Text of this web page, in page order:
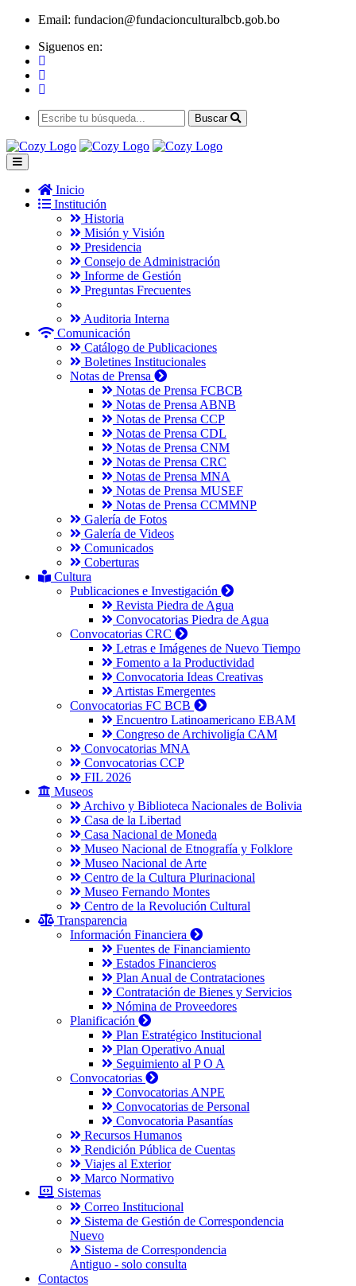
Email: fundacion@fundacionculturalbcb.gob.bo
Siguenos en:
Buscar
Inicio
Institución
Historia
Misión y Visión
Presidencia
Consejo de Administración
Informe de Gestión
Preguntas Frecuentes
Auditoria Interna
Comunicación
Catálogo de Publicaciones
Boletines Institucionales
Notas de Prensa
Notas de Prensa FCBCB
Notas de Prensa ABNB
Notas de Prensa CCP
Notas de Prensa CDL
Notas de Prensa CNM
Notas de Prensa CRC
Notas de Prensa MNA
Notas de Prensa MUSEF
Notas de Prensa CCMMNP
Galería de Fotos
Galería de Videos
Comunicados
Coberturas
Cultura
Publicaciones e Investigación
Revista Piedra de Agua
Convocatorias Piedra de Agua
Convocatorias CRC
Letras e Imágenes de Nuevo Tiempo
Fomento a la Productividad
Convocatoria Ideas Creativas
Artistas Emergentes
Convocatorias FC BCB
Encuentro Latinoamericano EBAM
Congreso de Archivoligía CAM
Convocatorias MNA
Convocatorias CCP
FIL 2026
Museos
Archivo y Biblioteca Nacionales de Bolivia
Casa de la Libertad
Casa Nacional de Moneda
Museo Nacional de Etnografía y Folklore
Museo Nacional de Arte
Centro de la Cultura Plurinacional
Museo Fernando Montes
Centro de la Revolución Cultural
Transparencia
Información Financiera
Fuentes de Financiamiento
Estados Financieros
Plan Anual de Contrataciones
Contratación de Bienes y Servicios
Nómina de Proveedores
Planificación
Plan Estratégico Institucional
Plan Operativo Anual
Seguimiento al P O A
Convocatorias
Convocatorias ANPE
Convocatorias de Personal
Convocatoria Pasantías
Recursos Humanos
Rendición Pública de Cuentas
Viajes al Exterior
Marco Normativo
Sistemas
Correo Institucional
Sistema de Gestión de Correspondencia
Nuevo
Sistema de Correspondencia
Antiguo - solo consulta
Contactos